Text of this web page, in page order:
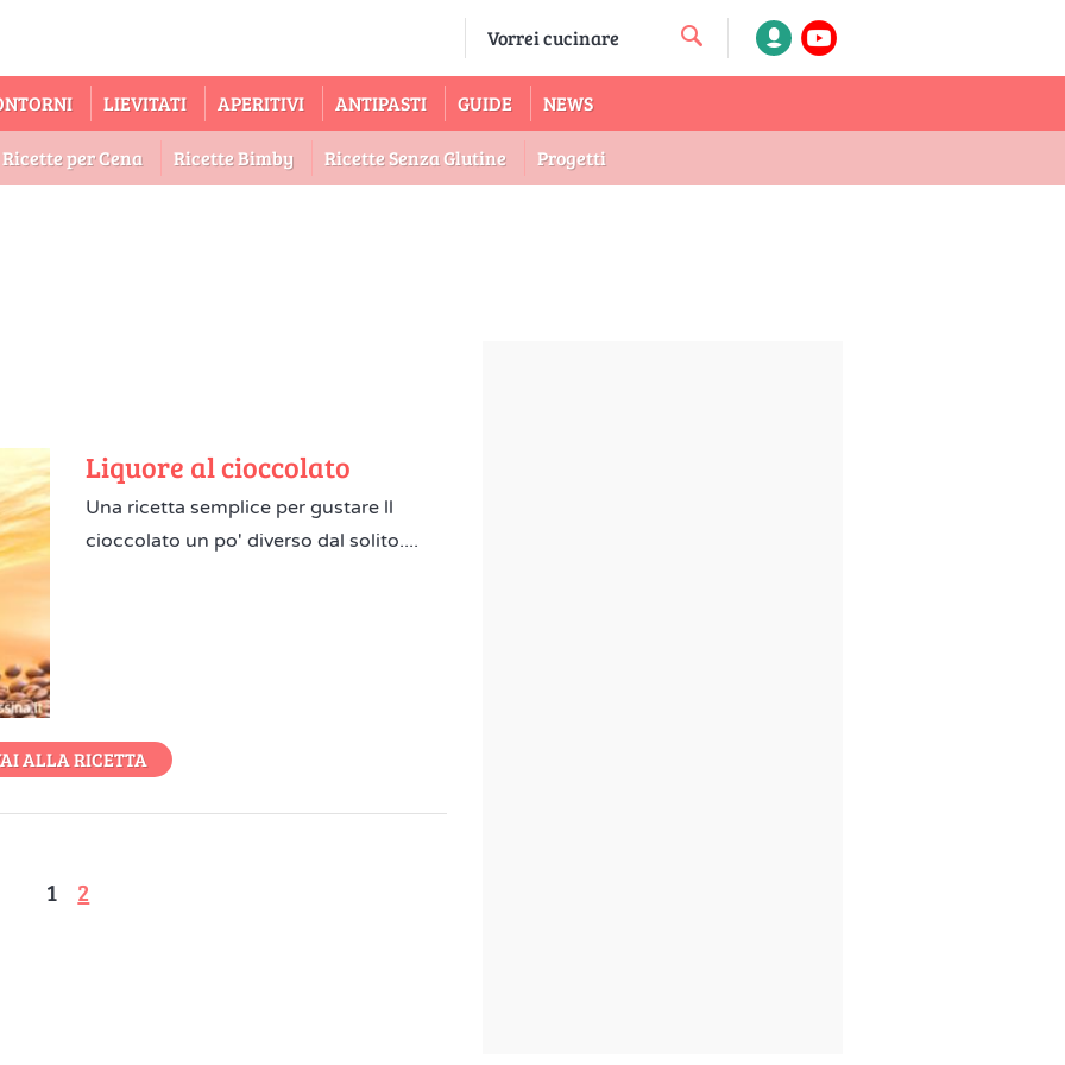
LIEVITATI APERITIVI ANTIPASTI GUIDE NEWS
Ricette per Cena Ricette Bimby Ricette Senza Glutine Progetti
Liquore al cioccolato
Una ricetta semplice per gustare ll
cioccolato un po' diverso dal solito....
ALLA RICETTA
1 2